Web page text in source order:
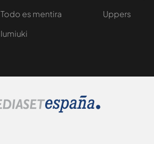
Todo es mentira
Iumiuki
Uppers